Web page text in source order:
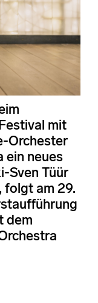
mit
Orchester
ein neues
Sven Tüür
folgt am 29.
dem